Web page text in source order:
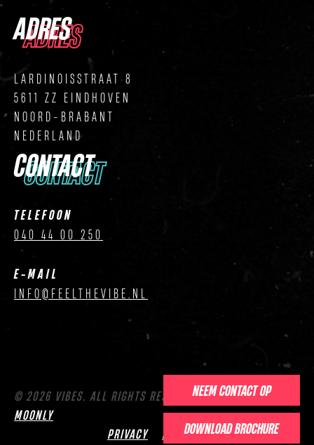
NEEM CONTACT OP
DOWNLOAD BROCHURE
ADRES
ADRES
LARDINOISSTRAAT 8
5611 ZZ EINDHOVEN
NOORD-BRABANT
NEDERLAND
CONTACT
CONTACT
TELEFOON
040 44 00 250
E-MAIL
INFO@FEELTHEVIBE.NL
© 2026 VIBES. ALL RIGHTS RESERVED. WEBSITE BY
MOONLY
PRIVACY
HUISREGELS